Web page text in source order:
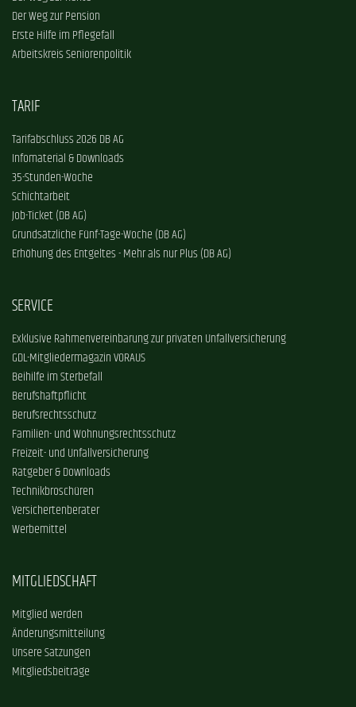
Der Weg zur Pension
Erste Hilfe im Pflegefall
Arbeitskreis Seniorenpolitik
TARIF
Tarifabschluss 2026 DB AG
Infomaterial & Downloads
35-Stunden-Woche
Schichtarbeit
Job-Ticket (DB AG)
Grundsätzliche Fünf-Tage-Woche (DB AG)
Erhöhung des Entgeltes - Mehr als nur Plus (DB AG)
SERVICE
Exklusive Rahmenvereinbarung zur privaten Unfallversicherung
GDL-Mitgliedermagazin VORAUS
Beihilfe im Sterbefall
Berufshaftpflicht
Berufsrechtsschutz
Familien- und Wohnungsrechtsschutz
Freizeit- und Unfallversicherung
Ratgeber & Downloads
Technikbroschüren
Versichertenberater
Werbemittel
MITGLIEDSCHAFT
Mitglied werden
Änderungsmitteilung
Unsere Satzungen
Mitgliedsbeiträge